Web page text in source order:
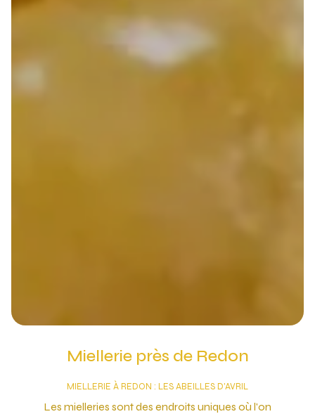
Miellerie près de Redon
MIELLERIE À REDON : LES ABEILLES D'AVRIL
Les mielleries sont des endroits uniques où l'on